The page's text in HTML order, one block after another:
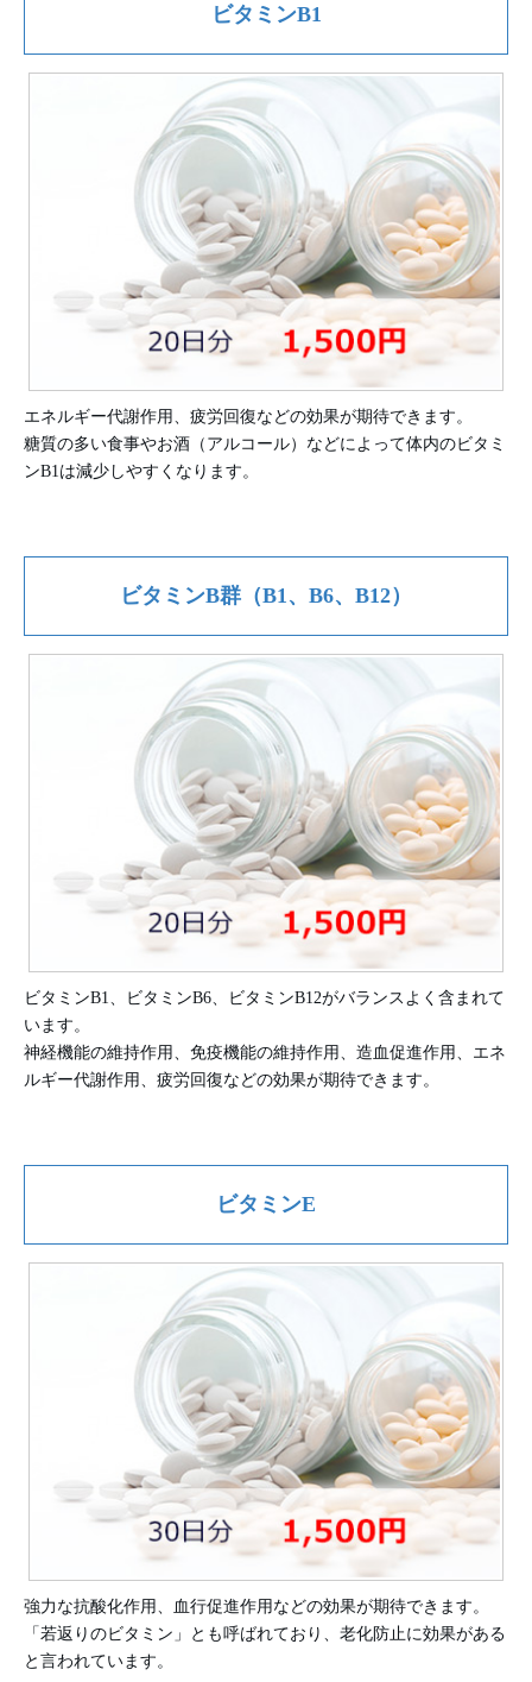
ビタミンB1
エネルギー代謝作用、疲労回復などの効果が期待できます。
糖質の多い食事やお酒（アルコール）などによって体内のビタミ
ンB1は減少しやすくなります。
ビタミンB群（B1、B6、B12）
ビタミンB1、ビタミンB6、ビタミンB12がバランスよく含まれて
います。
神経機能の維持作用、免疫機能の維持作用、造血促進作用、エネ
ルギー代謝作用、疲労回復などの効果が期待できます。
ビタミンE
強力な抗酸化作用、血行促進作用などの効果が期待できます。
「若返りのビタミン」とも呼ばれており、老化防止に効果がある
と言われています。